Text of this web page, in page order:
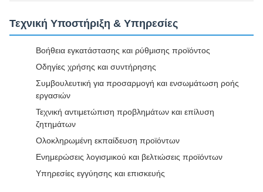
Τεχνική Υποστήριξη & Υπηρεσίες
Βοήθεια εγκατάστασης και ρύθμισης προϊόντος
Οδηγίες χρήσης και συντήρησης
Συμβουλευτική για προσαρμογή και ενσωμάτωση ροής
εργασιών
Τεχνική αντιμετώπιση προβλημάτων και επίλυση
ζητημάτων
Ολοκληρωμένη εκπαίδευση προϊόντων
Ενημερώσεις λογισμικού και βελτιώσεις προϊόντων
Υπηρεσίες εγγύησης και επισκευής